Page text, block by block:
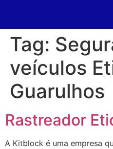
Tag:
veículos
Guarulhos
Rastreador
A Kitblock é uma empresa